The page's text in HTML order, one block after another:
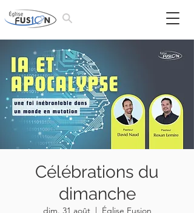
Célébrations du
dimanche
dim. 31 août
  |
Église Fusion